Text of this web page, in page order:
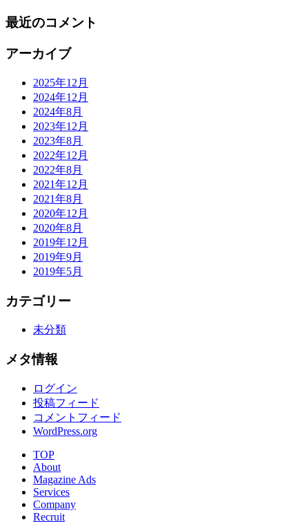
最近のコメント
アーカイブ
2025年12月
2024年12月
2024年8月
2023年12月
2023年8月
2022年12月
2022年8月
2021年12月
2021年8月
2020年12月
2020年8月
2019年12月
2019年9月
2019年5月
カテゴリー
未分類
メタ情報
ログイン
投稿フィード
コメントフィード
WordPress.org
TOP
About
Magazine Ads
Services
Company
Recruit